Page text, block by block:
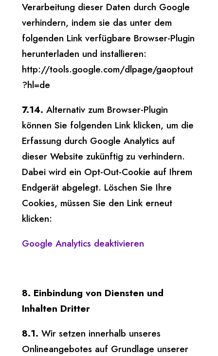
Verarbeitung dieser Daten durch Google
verhindern, indem sie das unter dem
folgenden Link verfügbare Browser-Plugin
herunterladen und installieren:
http://tools.google.com/dlpage/gaoptout
?hl=de
7.14. Alternativ zum Browser-Plugin
können Sie folgenden Link klicken, um die
Erfassung durch Google Analytics auf
dieser Website zukünftig zu verhindern.
Dabei wird ein Opt-Out-Cookie auf Ihrem
Endgerät abgelegt. Löschen Sie Ihre
Cookies, müssen Sie den Link erneut
klicken:
Google Analytics deaktivieren
8. Einbindung von Diensten und
Inhalten Dritter
8.1. Wir setzen innerhalb unseres
Onlineangebotes auf Grundlage unserer